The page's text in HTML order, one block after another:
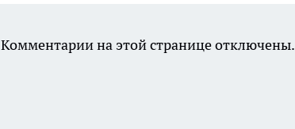
Комментарии на этой странице отключены.